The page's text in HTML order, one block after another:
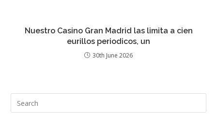
Nuestro Casino Gran Madrid las limita a cien
eurillos periodicos, un
30th June 2026